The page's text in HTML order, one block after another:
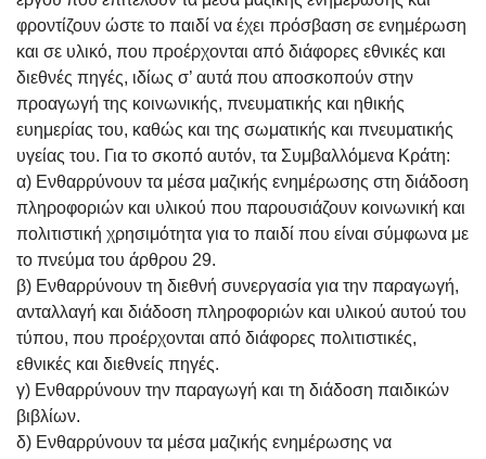
φροντίζουν ώστε το παιδί να έχει πρόσβαση σε ενημέρωση
και σε υλικό, που προέρχονται από διάφορες εθνικές και
διεθνές πηγές, ιδίως σ’ αυτά που αποσκοπούν στην
προαγωγή της κοινωνικής, πνευματικής και ηθικής
ευημερίας του, καθώς και της σωματικής και πνευματικής
υγείας του. Για το σκοπό αυτόν, τα Συμβαλλόμενα Κράτη:
α) Ενθαρρύνουν τα μέσα μαζικής ενημέρωσης στη διάδοση
πληροφοριών και υλικού που παρουσιάζουν κοινωνική και
πολιτιστική χρησιμότητα για το παιδί που είναι σύμφωνα με
το πνεύμα του άρθρου 29.
β) Ενθαρρύνουν τη διεθνή συνεργασία για την παραγωγή,
ανταλλαγή και διάδοση πληροφοριών και υλικού αυτού του
τύπου, που προέρχονται από διάφορες πολιτιστικές,
εθνικές και διεθνείς πηγές.
γ) Ενθαρρύνουν την παραγωγή και τη διάδοση παιδικών
βιβλίων.
δ) Ενθαρρύνουν τα μέσα μαζικής ενημέρωσης να